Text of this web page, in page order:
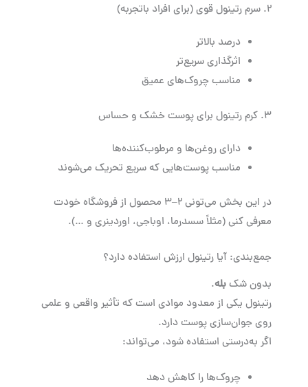
۲. سرم رتینول قوی (برای افراد باتجربه)
درصد بالاتر
اثرگذاری سریع‌تر
مناسب چروک‌های عمیق
۳. کرم رتینول برای پوست خشک و حساس
دارای روغن‌ها و مرطوب‌کننده‌ها
مناسب پوست‌هایی که سریع تحریک می‌شوند
در این بخش می‌تونی ۲–۳ محصول از فروشگاه خودت
معرفی کنی (مثلاً سسدرما، اوباجی، اوردینری و …).
جمع‌بندی: آیا رتینول ارزش استفاده دارد؟
بدون شکبله.
رتینول یکی از معدود موادی است که تأثیر واقعی و علمی
روی جوان‌سازی پوست دارد.
اگر به‌درستی استفاده شود، می‌تواند:
چروک‌ها را کاهش دهد